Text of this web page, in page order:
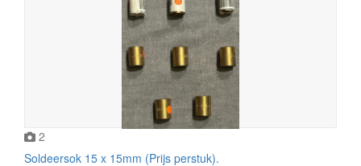
2
Soldeersok 15 x 15mm (Prijs perstuk).